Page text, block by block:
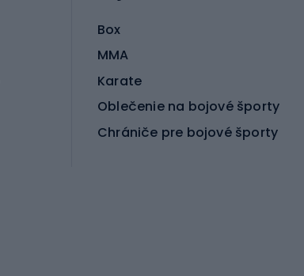
Box
MMA
Karate
Oblečenie na bojové športy
Chrániče pre bojové športy